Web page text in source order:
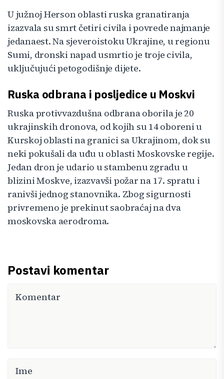
U južnoj Herson oblasti ruska granatiranja
izazvala su smrt četiri civila i povrede najmanje
jedanaest. Na sjeveroistoku Ukrajine, u regionu
Sumi, dronski napad usmrtio je troje civila,
uključujući petogodišnje dijete.
Ruska odbrana i posljedice u Moskvi
Ruska protivvazdušna odbrana oborila je 20
ukrajinskih dronova, od kojih su 14 oboreni u
Kurskoj oblasti na granici sa Ukrajinom, dok su
neki pokušali da uđu u oblasti Moskovske regije.
Jedan dron je udario u stambenu zgradu u
blizini Moskve, izazvavši požar na 17. spratu i
ranivši jednog stanovnika. Zbog sigurnosti
privremeno je prekinut saobraćaj na dva
moskovska aerodroma.
Postavi komentar